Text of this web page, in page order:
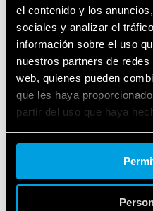
el contenido y los
sociales y analizar el
información sobre el uso
nuestros partners de
web, quienes pueden
que les haya
partir del uso que haya
Cookie policy.
Mini